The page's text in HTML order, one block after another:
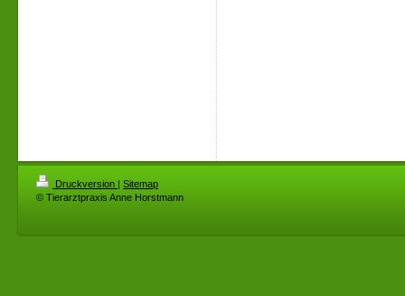
Druckversion | Sitemap
© Tierarztpraxis Anne Horstmann